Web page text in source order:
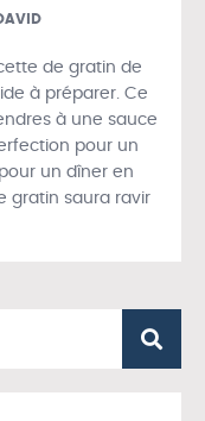
de gratin de
à préparer. Ce
à une sauce
pour un
un dîner en
gratin saura ravir